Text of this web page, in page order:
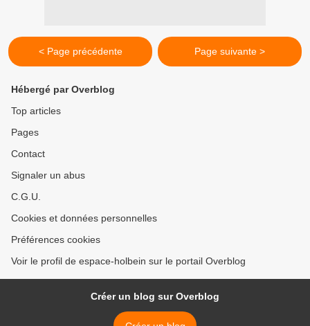
< Page précédente Page suivante >
Hébergé par Overblog
Top articles
Pages
Contact
Signaler un abus
C.G.U.
Cookies et données personnelles
Préférences cookies
Voir le profil de espace-holbein sur le portail Overblog
Créer un blog sur Overblog